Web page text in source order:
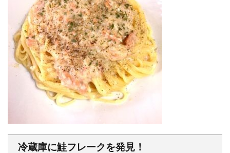
冷蔵庫に鮭フレークを発見！